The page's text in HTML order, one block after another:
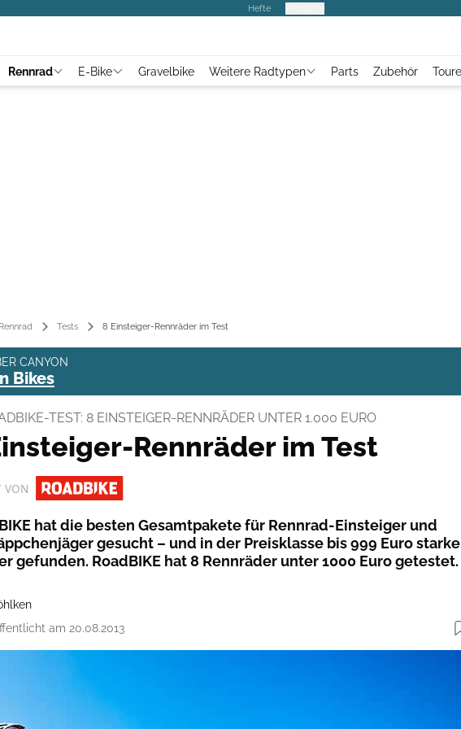
Hefte
Rennrad E-Bike Gravelbike Weitere Radtypen Parts Zubehör
Rennrad Tests 8 Einsteiger-Rennräder im Test
CANYON
Bikes
TEST: 8 EINSTEIGER-RENNRÄDER UNTER 1.000 EURO
Rennräder im Test
VON
hat die besten Gesamtpakete für Rennrad-Einsteiger und
gesucht – und in der Preisklasse bis 999 Euro starke
gefunden. RoadBIKE hat 8 Rennräder unter 1000 Euro getestet.
am 20.08.2013